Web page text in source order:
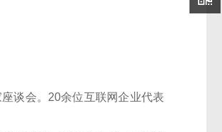
谈会。20余位互联网企业代表